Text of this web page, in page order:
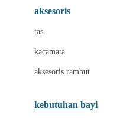
Baabaasheepz
Baby Dove
Baby Jogger
aksesoris
tas
kacamata
aksesoris rambut
kebutuhan bayi